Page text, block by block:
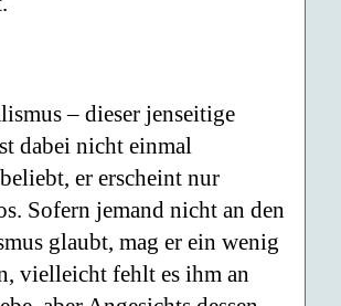
– dieser jenseitige
dabei nicht einmal
er erscheint nur
Sofern jemand nicht an den
glaubt, mag er ein wenig
vielleicht fehlt es ihm an